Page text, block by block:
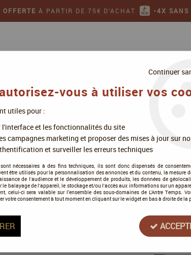
À PARTIR DE 75€ D'ACHAT •4X SANS
Jeux à deux
Tous nos produits de la gamme
Continuer
vous à utiliser vos
utiles pour :
l'interface et les fonctionnalités du site
campagnes marketing et proposer des mises à jour sur
et surveiller les erreurs techniques
nécessaires à des fins techniques, ils sont donc dispensés de
être utilisés pour la personnalisation des annonces et du contenu, la mesure
de l'audience et le développement de produits, les données de
balayage de l'appareil, le stockage et/ou l'accès aux informations sur un
celui-ci sera valable sur l’ensemble des sous-domaines de L'Antre Temps.
votre consentement à tout moment en cliquant sur le widget en bas à droite de la